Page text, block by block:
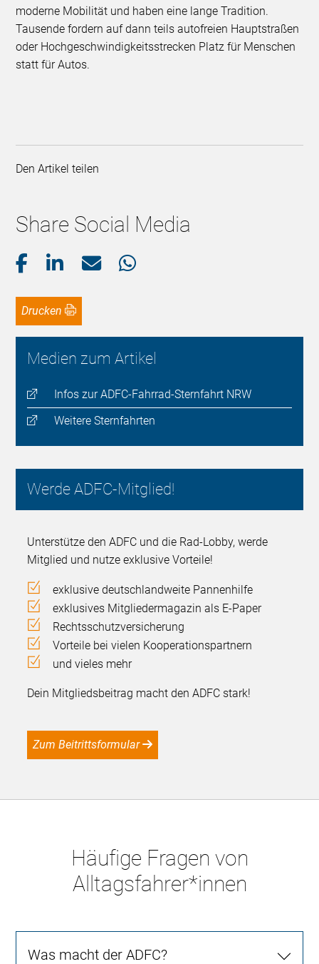
moderne Mobilität und haben eine lange Tradition.
Tausende fordern auf dann teils autofreien Hauptstraßen
oder Hochgeschwindigkeitsstrecken Platz für Menschen
statt für Autos.
Den Artikel teilen
Share Social Media
Drucken
Medien zum Artikel
Infos zur ADFC-Fahrrad-Sternfahrt NRW
Weitere Sternfahrten
Werde ADFC-Mitglied!
Unterstütze den ADFC und die Rad-Lobby, werde
Mitglied und nutze exklusive Vorteile!
exklusive deutschlandweite Pannenhilfe
exklusives Mitgliedermagazin als E-Paper
Rechtsschutzversicherung
Vorteile bei vielen Kooperationspartnern
und vieles mehr
Dein Mitgliedsbeitrag macht den ADFC stark!
Zum Beitrittsformular
Häufige Fragen von
Alltagsfahrer*innen
Was macht der ADFC?